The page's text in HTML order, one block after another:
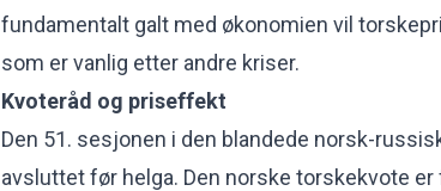
fundamentalt galt med økonomien vil
som er vanlig etter andre kriser.
Kvoteråd og priseffekt
Den 51. sesjonen i den blandede norsk-
avsluttet før helga. Den norske torskekvote